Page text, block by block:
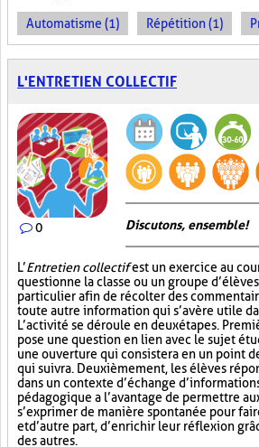
Automatisme (1) Répétition (1)
L'ENTRETIEN COLLECTIF
0 Discutons, ensemble!
L’Entretien collectifest un exercice au
questionne la classe ou un groupe
particulier afin de récolter des
toute autre information qui s’avère utile
L’activité se déroule en deux étapes.
pose une question en lien avec le sujet
une ouverture qui consistera en un point
qui suivra. Deuxièmement, les élèves
dans un contexte d’échange
pédagogique a l’avantage de permettre
s’exprimer de manière spontanée pour
et d’autre part, d’enrichir leur réflexion
des autres.